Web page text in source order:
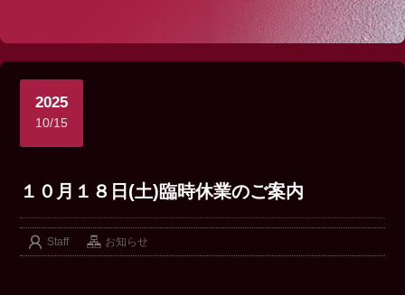
2025
10/15
１０月１８日(土)臨時休業のご案内
Staff お知らせ